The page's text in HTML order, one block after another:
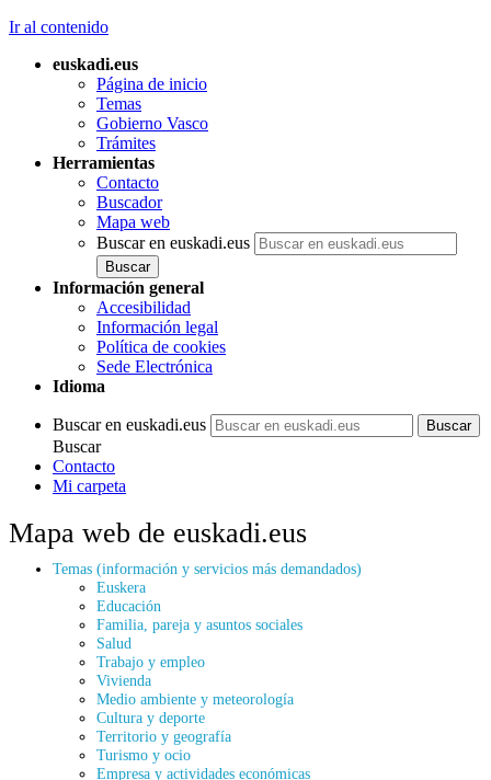
Ir al contenido
euskadi.eus
Página de inicio
Temas
Gobierno Vasco
Trámites
Herramientas
Contacto
Buscador
Mapa web
Buscar en euskadi.eus
Información general
Accesibilidad
Información legal
Política de cookies
Sede Electrónica
Idioma
Buscar en euskadi.eus
Buscar
Contacto
Mi carpeta
Mapa web de euskadi.eus
Temas (información y servicios más demandados)
Euskera
Educación
Familia, pareja y asuntos sociales
Salud
Trabajo y empleo
Vivienda
Medio ambiente y meteorología
Cultura y deporte
Territorio y geografía
Turismo y ocio
Empresa y actividades económicas